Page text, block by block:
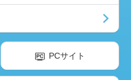
PCサイト